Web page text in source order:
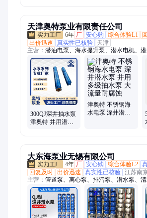
天津奥特泵业有限责任公司
6年 厂 安心购 综合体验L1
出价迅速
真实性已核验
天津
主营： 潜油电泵、海水提升泵、潜水电机、
泵、矿用潜水泵、热水潜水泵、卧式潜水泵、
压潜水泵、高扬程潜水泵、大流量潜水泵、
式潜水泵、热水泵、潜水污水泵、污水泵、
浮筒泵、潜海水电泵、潜水轴流泵、轴流泵、
300QJ深井抽水泵
津奥特 井用潜水
津奥特 不锈钢海
水电泵 深井潜水
大东海泵业无锡有限公司
4年 厂 安心购 综合体验L2
回复及时 出价迅速 真实性已核验 江苏南
主营： 管道泵、离心泵、排污泵、潜水泵、
吸泵、化工泵、多级泵、无负压变频供水设
控制柜系列